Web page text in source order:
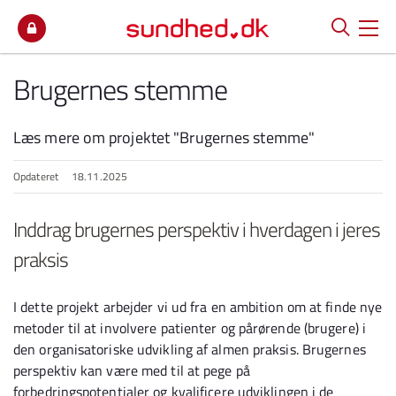
Brugernes stemme
Læs mere om projektet "Brugernes stemme"
Opdateret 18.11.2025
Inddrag brugernes perspektiv i hverdagen i jeres
praksis
I dette projekt arbejder vi ud fra en ambition om at finde nye
metoder til at involvere patienter og pårørende (brugere) i
den organisatoriske udvikling af almen praksis. Brugernes
perspektiv kan være med til at pege på
forbedringspotentialer og kvalificere udviklingen i de